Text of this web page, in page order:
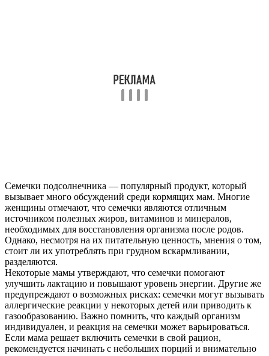
Семечки подсолнечника — популярный продукт, который
вызывает много обсуждений среди кормящих мам. Многие
женщины отмечают, что семечки являются отличным
источником полезных жиров, витаминов и минералов,
необходимых для восстановления организма после родов.
Однако, несмотря на их питательную ценность, мнения о том,
стоит ли их употреблять при грудном вскармливании,
разделяются.
Некоторые мамы утверждают, что семечки помогают
улучшить лактацию и повышают уровень энергии. Другие же
предупреждают о возможных рисках: семечки могут вызывать
аллергические реакции у некоторых детей или приводить к
газообразованию. Важно помнить, что каждый организм
индивидуален, и реакция на семечки может варьироваться.
Если мама решает включить семечки в свой рацион,
рекомендуется начинать с небольших порций и внимательно